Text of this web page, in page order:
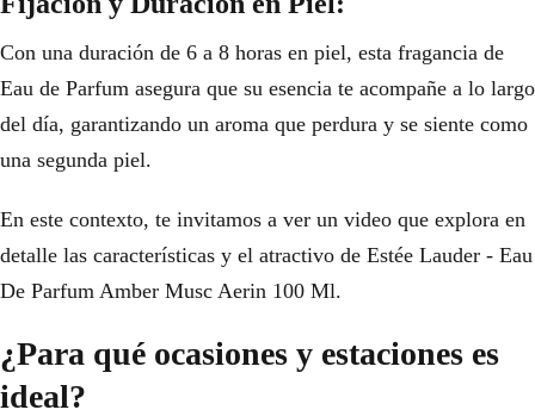
Con una duración de 6 a 8 horas en piel, esta fragancia de
Eau de Parfum asegura que su esencia te acompañe a lo largo
del día, garantizando un aroma que perdura y se siente como
una segunda piel.
En este contexto, te invitamos a ver un video que explora en
detalle las características y el atractivo de Estée Lauder - Eau
De Parfum Amber Musc Aerin 100 Ml.
¿Para qué ocasiones y estaciones es
ideal?